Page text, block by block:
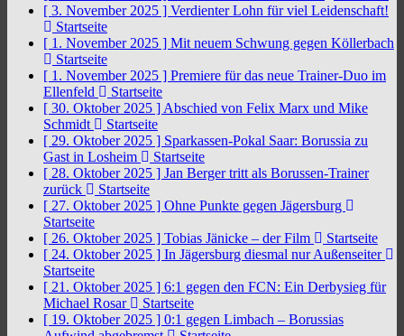
[ 3. November 2025 ] Verdienter Lohn für viel Leidenschaft!
Startseite
[ 1. November 2025 ] Mit neuem Schwung gegen Köllerbach
Startseite
[ 1. November 2025 ] Premiere für das neue Trainer-Duo im
Ellenfeld
Startseite
[ 30. Oktober 2025 ] Abschied von Felix Marx und Mike
Schmidt
Startseite
[ 29. Oktober 2025 ] Sparkassen-Pokal Saar: Borussia zu
Gast in Losheim
Startseite
[ 28. Oktober 2025 ] Jan Berger tritt als Borussen-Trainer
zurück
Startseite
[ 27. Oktober 2025 ] Ohne Punkte gegen Jägersburg
Startseite
[ 26. Oktober 2025 ] Tobias Jänicke – der Film
Startseite
[ 24. Oktober 2025 ] In Jägersburg diesmal nur Außenseiter
Startseite
[ 21. Oktober 2025 ] 6:1 gegen den FCN: Ein Derbysieg für
Michael Rosar
Startseite
[ 19. Oktober 2025 ] 0:1 gegen Limbach – Borussias